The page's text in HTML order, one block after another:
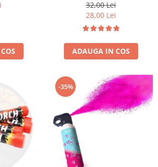
32,00 Lei
28,00 Lei
ADAUGA IN COS
-35%